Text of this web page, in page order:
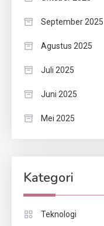
September 2025
Agustus 2025
Juli 2025
Juni 2025
Mei 2025
Kategori
Teknologi